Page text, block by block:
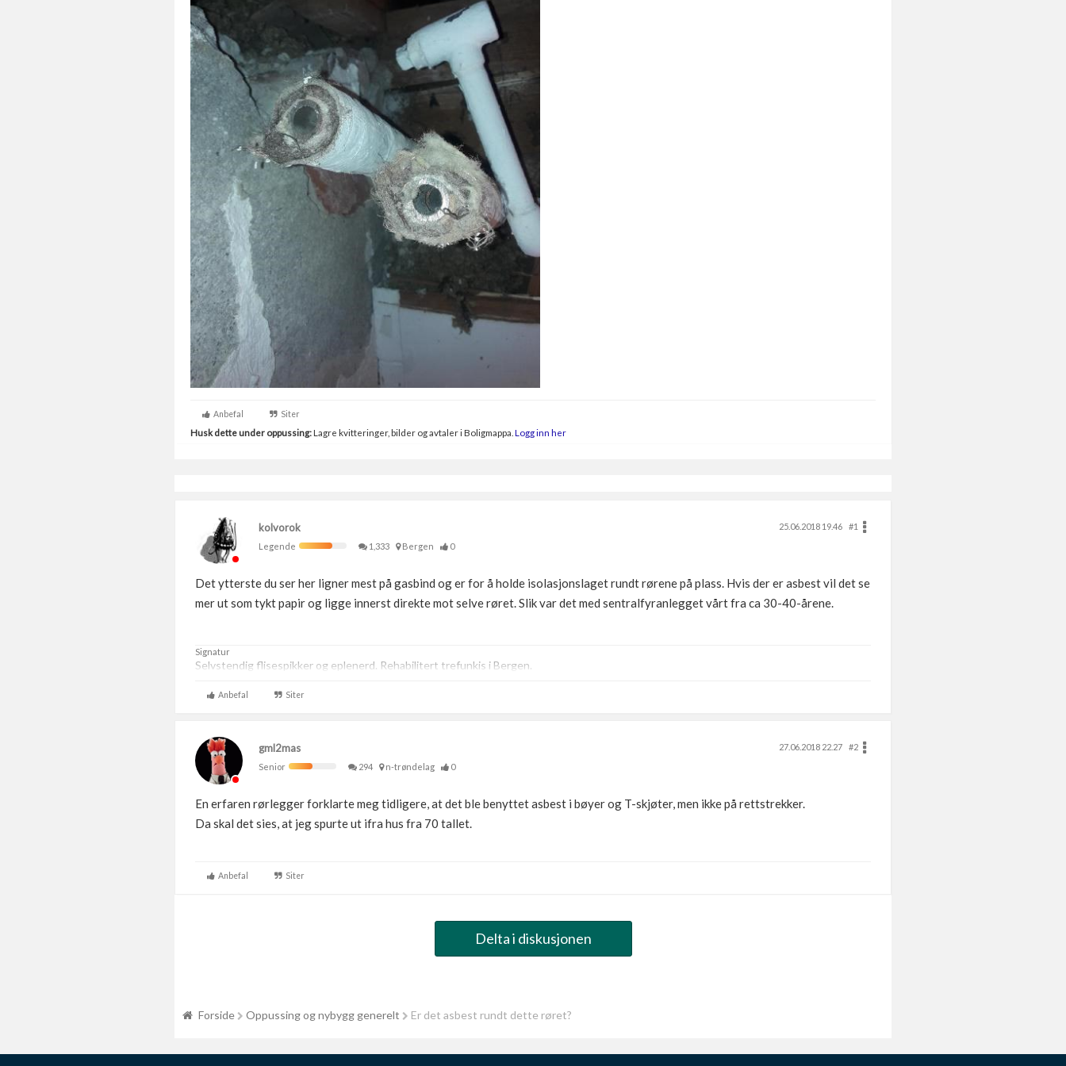
Anbefal Siter
Husk dette under oppussing:Lagre kvitteringer, bilder og avtaler i Boligmappa. Logg inn her
kolvorok 25.06.2018 19.46
#1
Legende
1,333 Bergen 0
Det ytterste du ser her ligner mest på gasbind og er for å holde isolasjonslaget rundt rørene på plass. Hvis der er asbest vil det se
mer ut som tykt papir og ligge innerst direkte mot selve røret. Slik var det med sentralfyranlegget vårt fra ca 30-40-årene.
Signatur
Selvstendig flisespikker og eplenerd. Rehabilitert trefunkis i Bergen.
Anbefal Siter
gml2mas 27.06.2018 22.27
#2
Senior
294 n-trøndelag 0
En erfaren rørlegger forklarte meg tidligere, at det ble benyttet asbest i bøyer og T-skjøter, men ikke på rettstrekker.
Da skal det sies, at jeg spurte ut ifra hus fra 70 tallet.
Anbefal Siter
Delta i diskusjonen
Forside Oppussing og nybygg generelt Er det asbest rundt dette røret?